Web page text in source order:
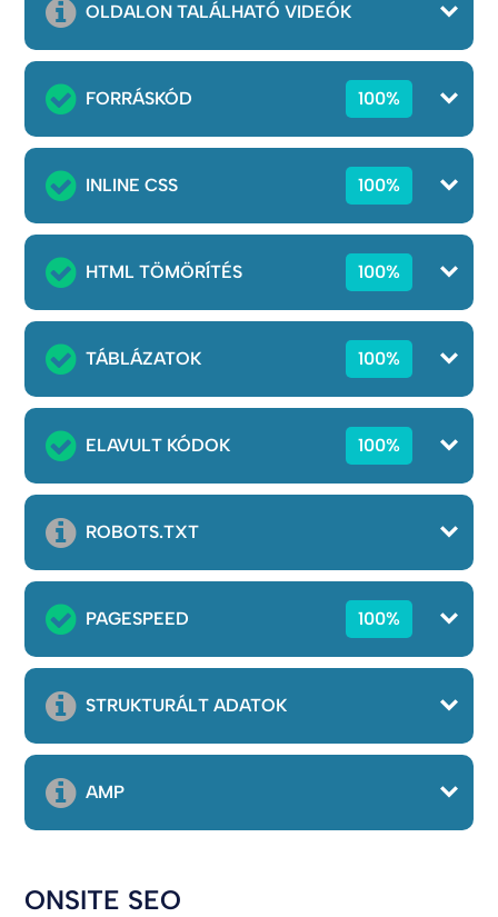
OLDALON TALÁLHATÓ VIDEÓK
FORRÁSKÓD 100%
INLINE CSS 100%
HTML TÖMÖRÍTÉS 100%
TÁBLÁZATOK 100%
ELAVULT KÓDOK 100%
ROBOTS.TXT
PAGESPEED 100%
STRUKTURÁLT ADATOK
AMP
ONSITE SEO